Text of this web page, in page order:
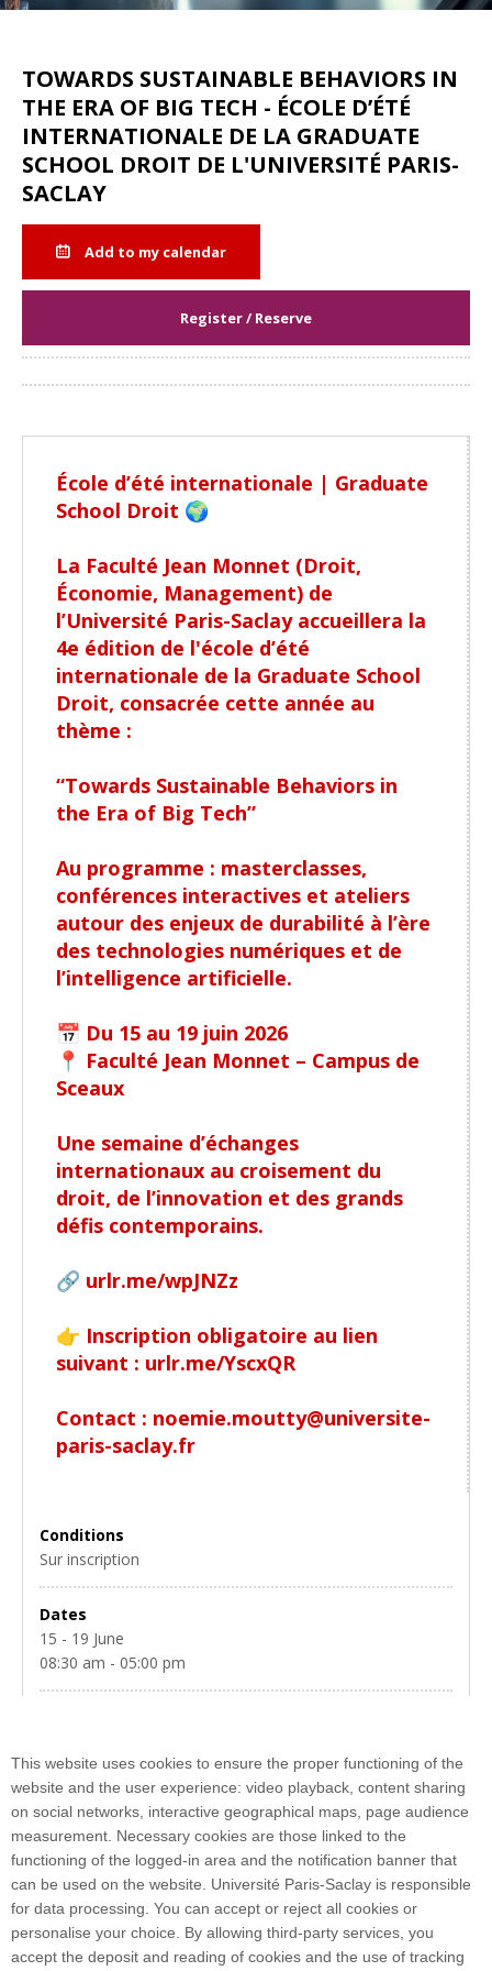
TOWARDS SUSTAINABLE BEHAVIORS IN
THE ERA OF BIG TECH - ÉCOLE D’ÉTÉ
INTERNATIONALE DE LA GRADUATE
SCHOOL DROIT DE L'UNIVERSITÉ PARIS-
SACLAY
Add to my calendar
Register / Reserve
École d’été internationale | Graduate
School Droit 🌍
La Faculté Jean Monnet (Droit,
Économie, Management) de
l’Université Paris-Saclay accueillera la
4e édition de l'école d’été
internationale de la Graduate School
Droit, consacrée cette année au
thème :
“Towards Sustainable Behaviors in
the Era of Big Tech”
Au programme : masterclasses,
conférences interactives et ateliers
autour des enjeux de durabilité à l’ère
des technologies numériques et de
l’intelligence artificielle.
📅 Du 15 au 19 juin 2026
📍 Faculté Jean Monnet – Campus de
Sceaux
Une semaine d’échanges
internationaux au croisement du
droit, de l’innovation et des grands
défis contemporains.
🔗 urlr.me/wpJNZz
👉 Inscription obligatoire au lien
suivant : urlr.me/YscxQR
Contact : noemie.moutty@universite-
paris-saclay.fr
Conditions
Sur inscription
Dates
15 - 19 June
08:30 am - 05:00 pm
Université Paris-Saclay
La Faculté Jean Monnet (Droit, Économie, Management) de
l’Université Paris-Saclay accueillera la 4e édition de l'école d’été
internationale de la Graduate School Droit.
This website uses cookies to ensure the proper functioning of the
website and the user experience: video playback, content sharing
on social networks, interactive geographical maps, page audience
measurement. Necessary cookies are those linked to the
functioning of the logged-in area and the notification banner that
can be used on the website. Université Paris-Saclay is responsible
for data processing. You can accept or reject all cookies or
personalise your choice. By allowing third-party services, you
accept the deposit and reading of cookies and the use of tracking